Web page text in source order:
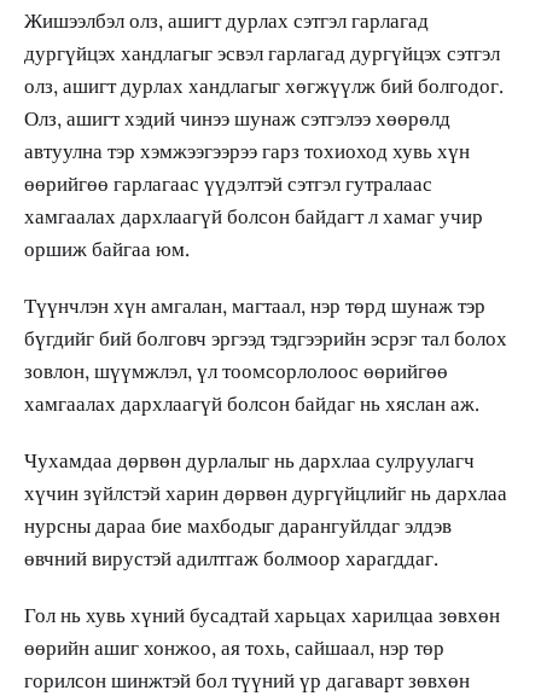
Жишээлбэл олз, ашигт дурлах сэтгэл гарлагад
дургүйцэх хандлагыг эсвэл гарлагад дургүйцэх сэтгэл
олз, ашигт дурлах хандлагыг хөгжүүлж бий болгодог.
Олз, ашигт хэдий чинээ шунаж сэтгэлээ хөөрөлд
автуулна тэр хэмжээгээрээ гарз тохиоход хувь хүн
өөрийгөө гарлагаас үүдэлтэй сэтгэл гутралаас
хамгаалах дархлаагүй болсон байдагт л хамаг учир
оршиж байгаа юм.
Түүнчлэн хүн амгалан, магтаал, нэр төрд шунаж тэр
бүгдийг бий болговч эргээд тэдгээрийн эсрэг тал болох
зовлон, шүүмжлэл, үл тоомсорлолоос өөрийгөө
хамгаалах дархлаагүй болсон байдаг нь хяслан аж.
Чухамдаа дөрвөн дурлалыг нь дархлаа сулруулагч
хүчин зүйлстэй харин дөрвөн дургүйцлийг нь дархлаа
нурсны дараа бие махбодыг дарангуйлдаг элдэв
өвчний вирустэй адилтгаж болмоор харагддаг.
Гол нь хувь хүний бусадтай харьцах харилцаа зөвхөн
өөрийн ашиг хонжоо, ая тохь, сайшаал, нэр төр
горилсон шинжтэй бол түүний үр дагаварт зөвхөн